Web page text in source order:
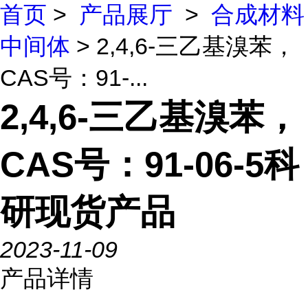
首页 > 产品展厅 > 合成材料
中间体 > 2,4,6-三乙基溴苯，
CAS号：91-...
2,4,6-三乙基溴苯，
CAS号：91-06-5科
研现货产品
2023-11-09
产品详情